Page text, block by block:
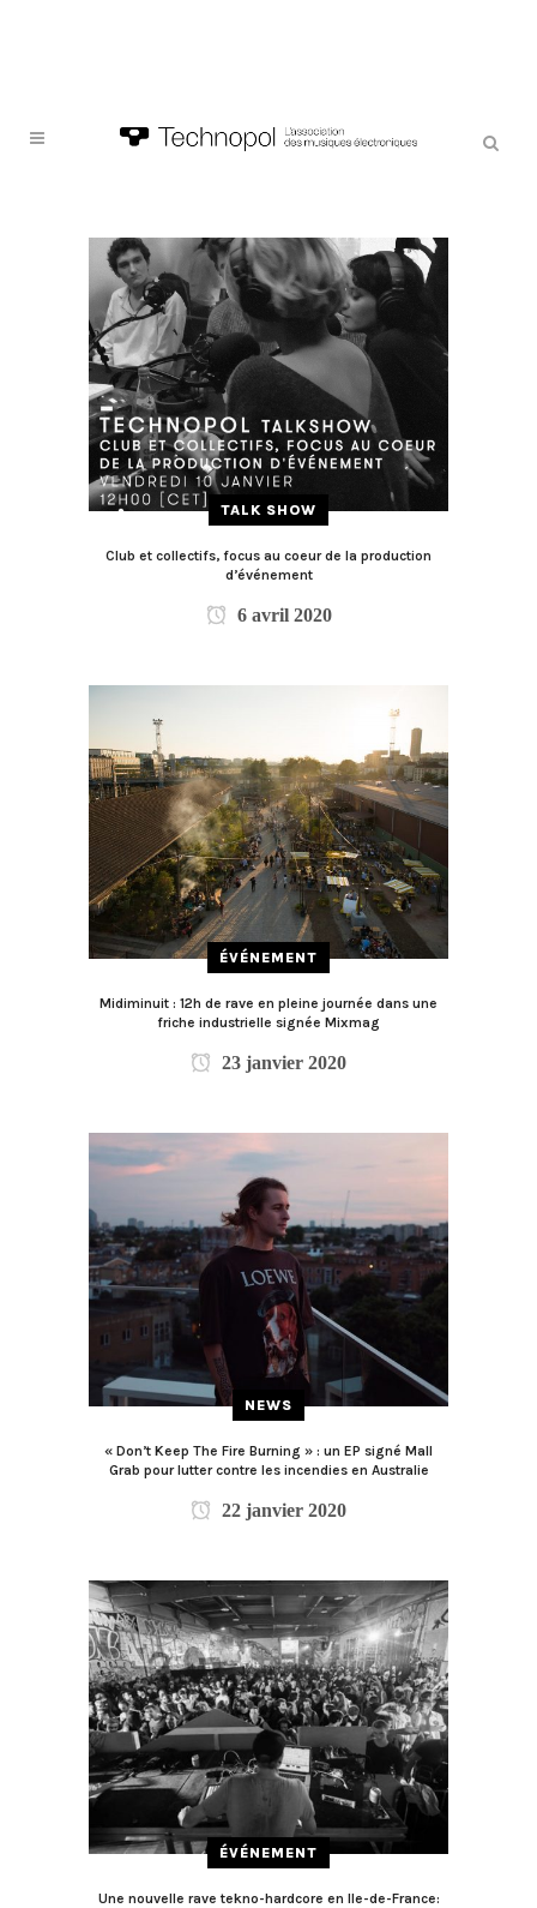
TALK SHOW
Club et collectifs, focus au coeur de la production
d’événement
6 avril 2020
ÉVÉNEMENT
Midiminuit : 12h de rave en pleine journée dans une
friche industrielle signée Mixmag
23 janvier 2020
NEWS
« Don’t Keep The Fire Burning » : un EP signé Mall
Grab pour lutter contre les incendies en Australie
22 janvier 2020
ÉVÉNEMENT
Une nouvelle rave tekno-hardcore en Ile-de-France: